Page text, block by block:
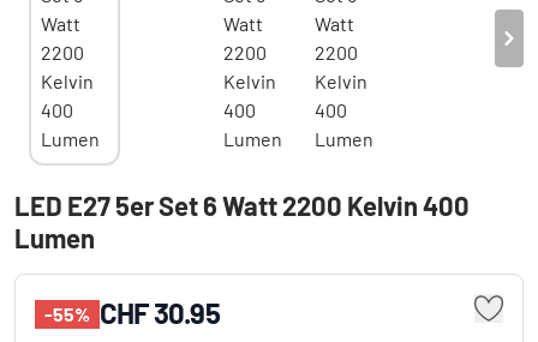
LED E27 5er Set 6 Watt 2200 Kelvin 400
Lumen
-55% CHF 30.95